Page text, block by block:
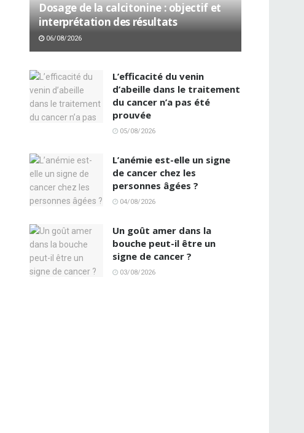
Dosage de la calcitonine : objectif et
interprétation des résultats
06/08/2026
L’efficacité du venin
d’abeille dans le traitement
du cancer n’a pas été
prouvée
05/08/2026
L’anémie est-elle un signe
de cancer chez les
personnes âgées ?
04/08/2026
Un goût amer dans la
bouche peut-il être un
signe de cancer ?
03/08/2026